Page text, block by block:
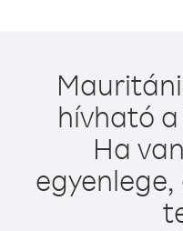
hívható
Ha